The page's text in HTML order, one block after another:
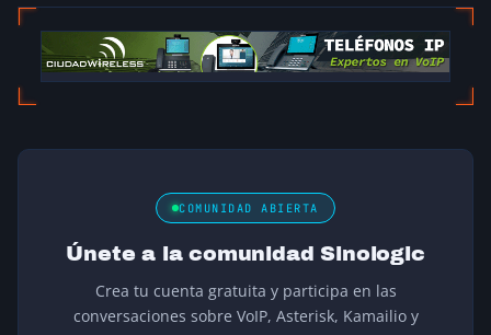
COMUNIDAD ABIERTA
Únete a la comunidad Sinologic
Crea tu cuenta gratuita y participa en las
conversaciones sobre VoIP, Asterisk, Kamailio y